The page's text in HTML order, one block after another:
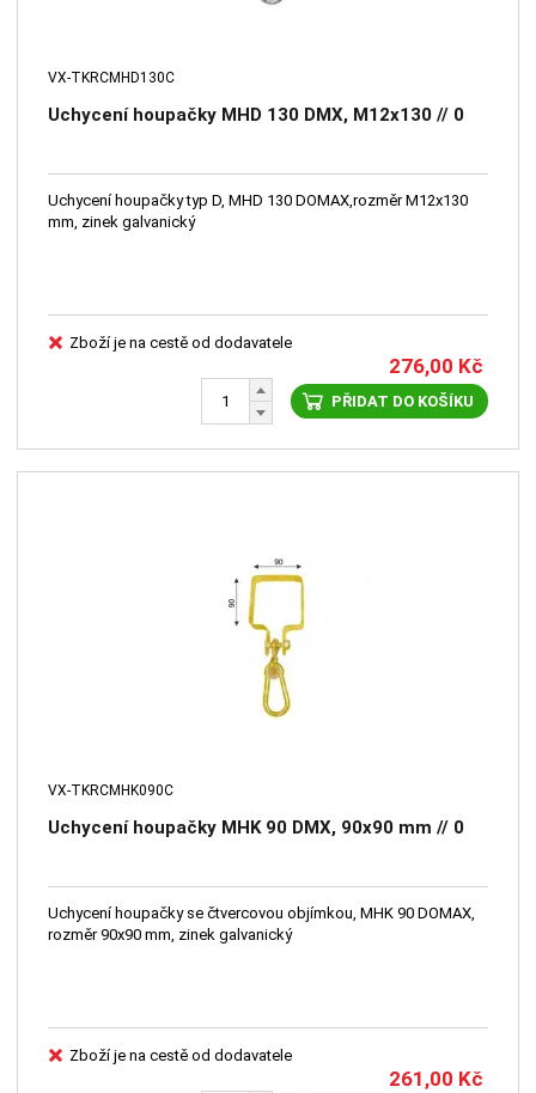
VX-TKRCMHD130C
Uchycení houpačky MHD 130 DMX, M12x130 // 0
Uchycení houpačky typ D, MHD 130 DOMAX,rozměr M12x130
mm, zinek galvanický
Zboží je na cestě od dodavatele
276,00 Kč
PŘIDAT DO KOŠÍKU
VX-TKRCMHK090C
Uchycení houpačky MHK 90 DMX, 90x90 mm // 0
Uchycení houpačky se čtvercovou objímkou, MHK 90 DOMAX,
rozměr 90x90 mm, zinek galvanický
Zboží je na cestě od dodavatele
261,00 Kč